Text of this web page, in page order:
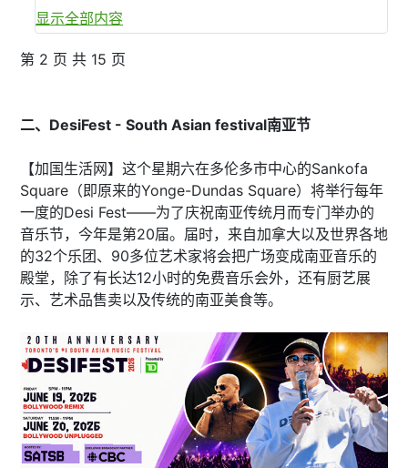
显示全部内容
第 2 页 共 15 页
二、DesiFest - South Asian festival南亚节
【加国生活网】这个星期六在多伦多市中心的Sankofa
Square（即原来的Yonge-Dundas Square）将举行每年
一度的Desi Fest——为了庆祝南亚传统月而专门举办的
音乐节，今年是第20届。届时，来自加拿大以及世界各地
的32个乐团、90多位艺术家将会把广场变成南亚音乐的
殿堂，除了有长达12小时的免费音乐会外，还有厨艺展
示、艺术品售卖以及传统的南亚美食等。